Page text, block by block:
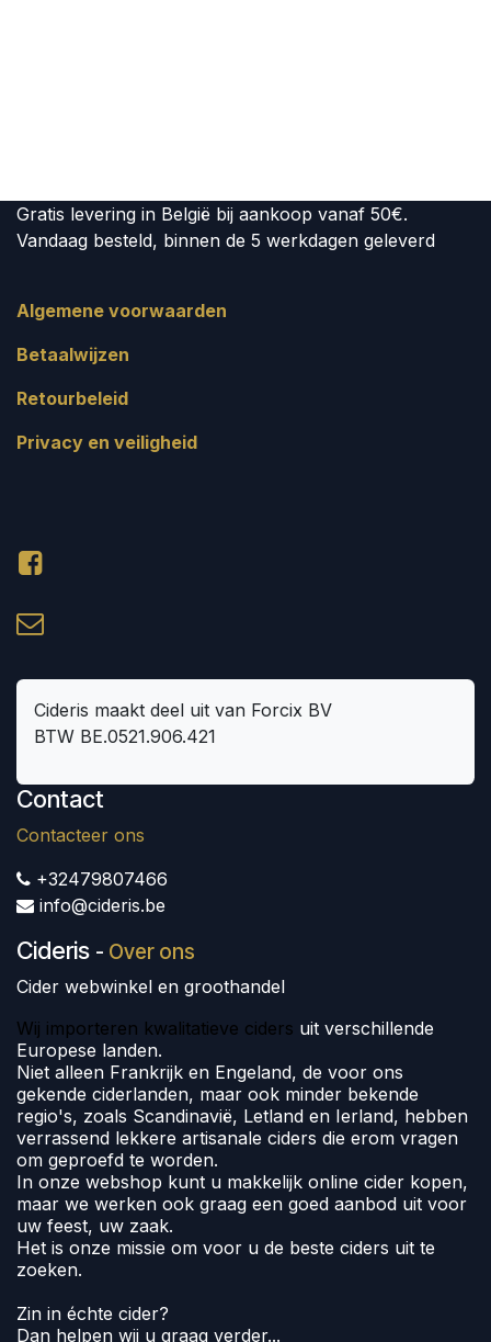
Gratis levering in België bij aankoop vanaf 50€.
Vandaag besteld, binnen de 5 werkdagen geleverd
Algemene voorwaarden
Betaalwijzen
Retourbeleid
Privacy en veiligheid
Cideris maakt deel uit van Forcix BV
BTW BE.0521.906.421
Contact
Contacteer ons
+32479807466
info@cideris.be
Cideris - Over ons
Cider webwinkel en groothandel
Wij importeren kwalitatieve ciders uit verschillende
Europese landen.
Niet alleen Frankrijk en Engeland, de voor ons
gekende ciderlanden, maar ook minder bekende
regio's, zoals Scandinavië, Letland en Ierland, hebben
verrassend lekkere artisanale ciders die erom vragen
om geproefd te worden.
In onze webshop kunt u makkelijk online cider kopen,
maar we werken ook graag een goed aanbod uit voor
uw feest, uw zaak.
Het is onze missie om voor u de beste ciders uit te
zoeken.
Zin in échte cider?
Dan helpen wij u graag verder...